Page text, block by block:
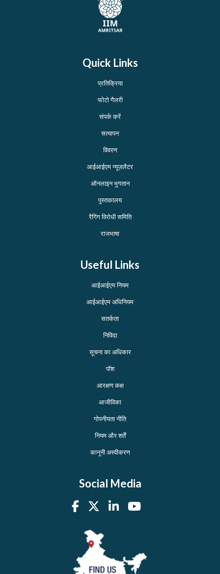
Quick Links
प्रतिक्रिया
फोटो गैलरी
संपर्क करें
सत्यापन
विवरण
आईआईएम न्यूज़लैटर
ऑनलाइन भुगतान
पुस्तकालय
रैगिंग विरोधी समिति
राजभाषा
Useful Links
आईआईएम नियम
आईआईएम अधिनियम
सतर्कता
निविदा
सूचना का अधिकार
पॉश
आरक्षण कक्ष
आजीविका
गोपनीयता नीति
नियम और शर्तें
कानूनी अस्वीकरण
Social Media